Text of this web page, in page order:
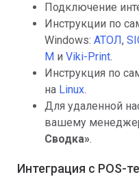
Подключение
Инструкции по
Windows: АТОЛ,
М и Viki-Print.
Инструкция по
на Linux.
Для удаленной
вашему
Сводка».
Интеграция с POS-